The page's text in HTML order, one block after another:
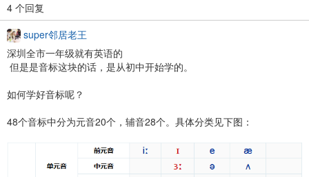
4 个回复
super邻居老王
深圳全市一年级就有英语的
但是是音标这块的话，是从初中开始学的。
如何学好音标呢？
48个音标中分为元音20个，辅音28个。具体分类见下图：